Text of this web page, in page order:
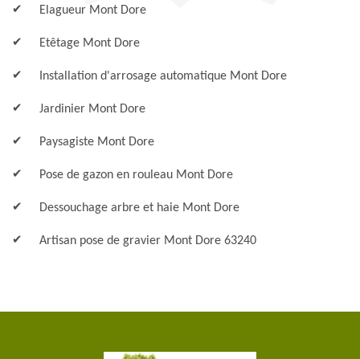
Elagueur Mont Dore
Etêtage Mont Dore
Installation d'arrosage automatique Mont Dore
Jardinier Mont Dore
Paysagiste Mont Dore
Pose de gazon en rouleau Mont Dore
Dessouchage arbre et haie Mont Dore
Artisan pose de gravier Mont Dore 63240